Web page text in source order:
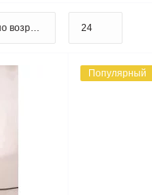
Популярный